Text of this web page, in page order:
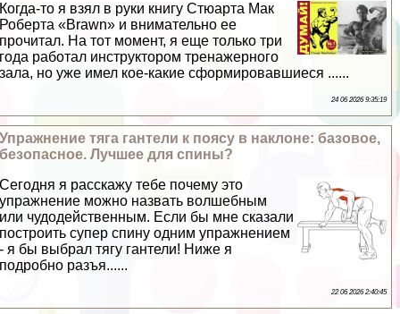
Когда-то я взял в руки книгу Стюарта Мак
Роберта «Brawn» и внимательно ее
прочитал. На тот момент, я еще только три
года работал инструктором тренажерного
зала, но уже имел кое-какие сформировавшиеся ......
24 06 2026 9:35:19
Упражнение тяга гантели к поясу в наклоне: базовое,
безопасное. Лучшее для спины?
Сегодня я расскажу тебе почему это
упражнение можно назвать волшебным
или чудодейственным. Если бы мне сказали
построить супер спину одним упражнением
- я бы выбрал тягу гантели! Ниже я
подробно разъя......
22 06 2026 2:40:45